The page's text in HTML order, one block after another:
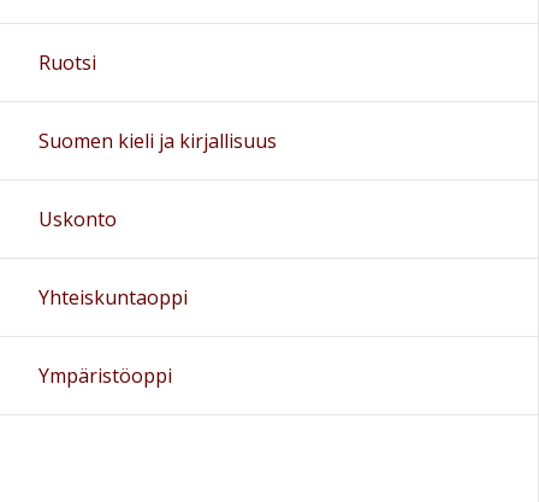
Ruotsi
Suomen kieli ja kirjallisuus
Uskonto
Yhteiskuntaoppi
Ympäristöoppi